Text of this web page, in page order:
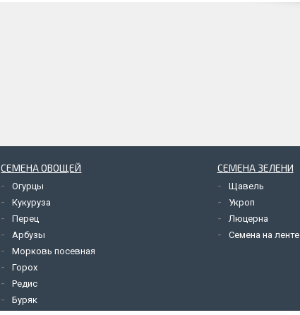
СЕМЕНА ОВОЩЕЙ
Огурцы
Кукуруза
Перец
Арбузы
Морковь посевная
Горох
Редис
Буряк
СЕМЕНА ЗЕЛЕНИ
Щавель
Укроп
Люцерна
Семена на ленте